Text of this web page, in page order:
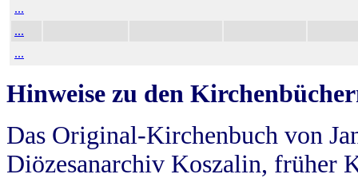
...
...
...
Hinweise zu den
Das Original-Kirchenbuch von
Diözesanarchiv Koszalin, früher